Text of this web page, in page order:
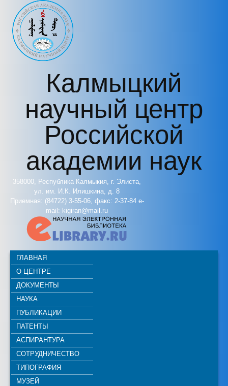
Перейти к основному содержанию
Калмыцкий
научный центр
Российской
академии наук
358000, Республика Калмыкия, г. Элиста,
ул. им. И.К. Илишкина, д. 8
Приемная: (84722) 3-55-06, факс: 2-37-84 e-
mail: kigiran@mail.ru
ГЛАВНАЯ
О ЦЕНТРЕ
ДОКУМЕНТЫ
НАУКА
ПУБЛИКАЦИИ
ПАТЕНТЫ
АСПИРАНТУРА
СОТРУДНИЧЕСТВО
ТИПОГРАФИЯ
МУЗЕЙ